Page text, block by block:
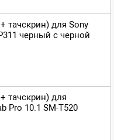
тачскрин) для Sony
черный с черной
тачскрин) для
Pro 10.1 SM-T520